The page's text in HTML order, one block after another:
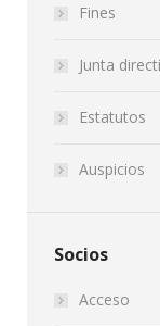
Fines
Junta
Estatutos
Auspicios
Socios
Acceso